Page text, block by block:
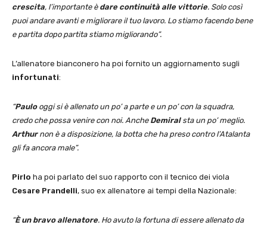
crescita, l’importante è dare continuità alle vittorie. Solo così
puoi andare avanti e migliorare il tuo lavoro. Lo stiamo facendo bene
e partita dopo partita stiamo migliorando”.
L’allenatore bianconero ha poi fornito un aggiornamento sugli
infortunati:
“Paulooggi si è allenato un po’ a parte e un po’ con la squadra,
credo che possa venire con noi. Anche Demiralsta un po’ meglio.
Arthurnon è a disposizione, la botta che ha preso contro l’Atalanta
gli fa ancora male”.
Pirlo ha poi parlato del suo rapporto con il tecnico dei viola
Cesare Prandelli, suo ex allenatore ai tempi della Nazionale:
“È un bravo allenatore. Ho avuto la fortuna di essere allenato da